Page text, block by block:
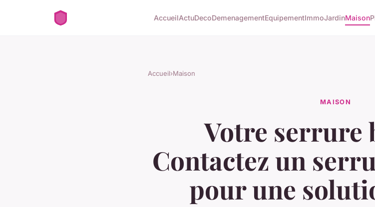
AccueilActuDecoDemenagementEquipementImmoJardinMaison
Accueil›Maison
MAISON
Votre serrure
Contactez un
pour une